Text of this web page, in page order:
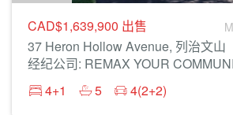
CAD$1,639,900 出售
37 Heron Hollow Avenue, 列治文山
经纪公司: REMAX YOUR
4+1
5 4(2+2)